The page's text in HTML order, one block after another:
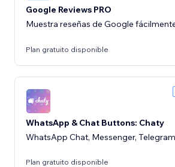
Google Reviews PRO
Muestra reseñas de Google
Plan gratuito disponible
WhatsApp & Chat Buttons: Chaty
WhatsApp Chat, Messenger,
Plan gratuito disponible